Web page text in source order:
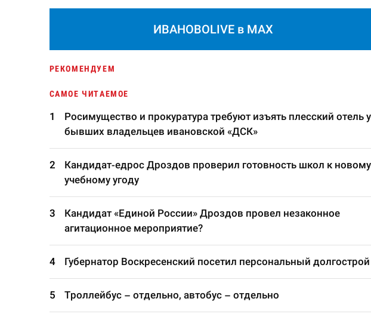
ИВАНОВОLIVE в MAX
РЕКОМЕНДУЕМ
САМОЕ ЧИТАЕМОЕ
Росимущество и прокуратура требуют изъять плесский отель у
бывших владельцев ивановской «ДСК»
Кандидат-едрос Дроздов проверил готовность школ к новому
учебному угоду
Кандидат «Единой России» Дроздов провел незаконное
агитационное мероприятие?
Губернатор Воскресенский посетил персональный долгострой
Троллейбус – отдельно, автобус – отдельно